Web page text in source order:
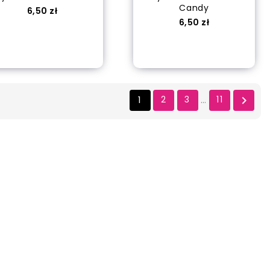
Cena
6,50 zł
Candy
Cena
6,50 zł
1 2 3 … 11 